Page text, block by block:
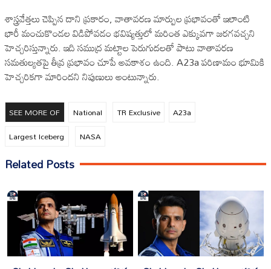
శాస్త్రవేత్తలు చెప్పిన దాని ప్రకారం, వాతావరణ మార్పుల ప్రభావంతో ఇలాంటి
భారీ మంచుకొండల విడిపోవడం భవిష్యత్తులో మరింత ఎక్కువగా జరగవచ్చని
హెచ్చరిస్తున్నారు. ఇది సముద్ర మట్టాల పెరుగుదలతో పాటు వాతావరణ
సమతుల్యతపై తీవ్ర ప్రభావం చూపే అవకాశం ఉంది. A23a పరిణామం భూమికి
హెచ్చరికగా మారిందని నిపుణులు అంటున్నారు.
SEE MORE OF National TR Exclusive
A23a
Largest Iceberg
NASA
Related Posts